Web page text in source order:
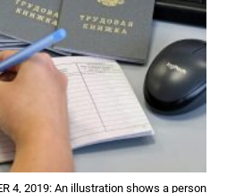
4, 2019: An illustration shows a person